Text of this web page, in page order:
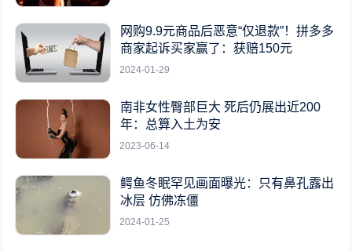
网购9.9元商品后恶意“仅退款”！拼多多
商家起诉买家赢了：获赔150元
2024-01-29
南非女性臀部巨大 死后仍展出近200
年：总算入土为安
2023-06-14
鳄鱼冬眠罕见画面曝光：只有鼻孔露出
冰层 仿佛冻僵
2024-01-25